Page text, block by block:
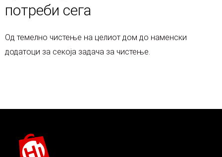
потреби сега
Од темелно чистење на целиот дом до наменски
додатоци за секоја задача за чистење.